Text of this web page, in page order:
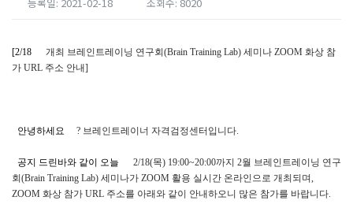
[2/18 개최 브레인트레이닝 연구회 (Brain Training Lab) 세미나 ZOOM 화상 참
가 URL 주소 안내]
안녕하세요 ? 브레인트레이너 자격검정센터입니다.
공지 드린바와 같이 오늘 2/18(목) 19:00~20:00까지 2월 브레인트레이닝 연구
회 (Brain Training Lab) 세미나가 ZOOM 활용 실시간 온라인으로 개최되며,
ZOOM 화상 참가 URL 주소를 아래와 같이 안내하오니 많은 참가를 바랍니다.